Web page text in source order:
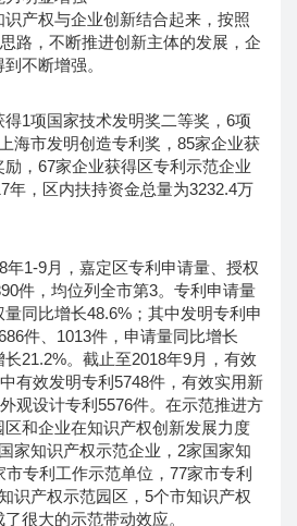
产权与企业创新结合起来，按照
路，不断推进创新主体的发展，企
不断增强。
1项国家技术发明奖二等奖，6项
海市发明创造专利奖，85家企业获
，67家企业获得区专利示范企业
年，区内扶持资金总量为3232.4万
年1-9月，嘉定区专利申请量、授权
件，均位列全市第3。专利申请量
同比增长48.6%；其中发明专利申
件、1013件，申请量同比增长
21.2%。截止至2018年9月，有效
有效发明专利5748件，有效实用新
观设计专利5576件。在示范推进方
和企业在知识产权创新发展力度
家知识产权示范企业，2家国家知
专利工作示范单位，77家市专利
识产权示范园区，5个市知识产权
很大的示范带动效应。